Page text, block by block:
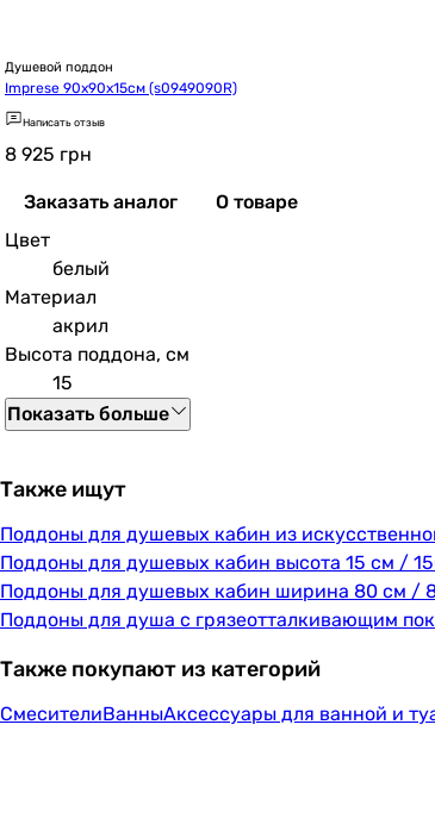
Душевой поддон
Imprese 90x90x15см (s0949090R)
Написать отзыв
8 925 грн
Заказать аналог
О товаре
Цвет
белый
Материал
акрил
Высота поддона, см
15
Показать больше
Также ищут
Поддоны для душевых кабин из
Поддоны для душевых кабин высота 15 см /
Поддоны для душевых кабин ширина 80 см /
Поддоны для душа с грязеотталкивающим
Также покупают из категорий
СмесителиВанныАксессуары для ванной и